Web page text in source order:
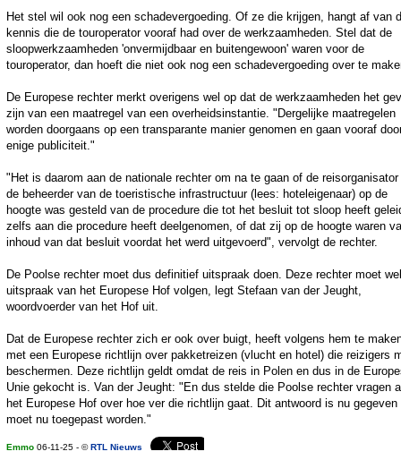
Het stel wil ook nog een schadevergoeding. Of ze die krijgen, hangt af van
kennis die de touroperator vooraf had over de werkzaamheden. Stel dat de
sloopwerkzaamheden 'onvermijdbaar en buitengewoon' waren voor de
touroperator, dan hoeft die niet ook nog een schadevergoeding over te
De Europese rechter merkt overigens wel op dat de werkzaamheden het
zijn van een maatregel van een overheidsinstantie. "Dergelijke maatregelen
worden doorgaans op een transparante manier genomen en gaan vooraf
enige publiciteit."
"Het is daarom aan de nationale rechter om na te gaan of de reisorganisator
de beheerder van de toeristische infrastructuur (lees: hoteleigenaar) op de
hoogte was gesteld van de procedure die tot het besluit tot sloop heeft
zelfs aan die procedure heeft deelgenomen, of dat zij op de hoogte waren
inhoud van dat besluit voordat het werd uitgevoerd", vervolgt de rechter.
De Poolse rechter moet dus definitief uitspraak doen. Deze rechter moet
uitspraak van het Europese Hof volgen, legt Stefaan van der Jeught,
woordvoerder van het Hof uit.
Dat de Europese rechter zich er ook over buigt, heeft volgens hem te
met een Europese richtlijn over pakketreizen (vlucht en hotel) die reizigers
beschermen. Deze richtlijn geldt omdat de reis in Polen en dus in de
Unie gekocht is. Van der Jeught: "En dus stelde die Poolse rechter vragen
het Europese Hof over hoe ver die richtlijn gaat. Dit antwoord is nu gegeven
moet nu toegepast worden."
Emmo 06-11-25 - ©RTL Nieuws